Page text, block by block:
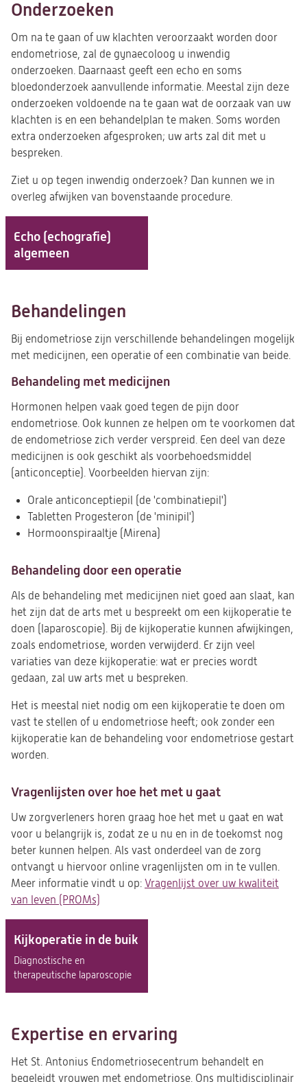
Onderzoeken
Om na te gaan of uw klachten veroorzaakt worden door
endometriose, zal de gynaecoloog u inwendig
onderzoeken. Daarnaast geeft een echo en soms
bloedonderzoek aanvullende informatie. Meestal zijn deze
onderzoeken voldoende na te gaan wat de oorzaak van uw
klachten is en een behandelplan te maken. Soms worden
extra onderzoeken afgesproken; uw arts zal dit met u
bespreken.
Ziet u op tegen inwendig onderzoek? Dan kunnen we in
overleg afwijken van bovenstaande procedure.
Echo (echografie)
algemeen
Behandelingen
Bij endometriose zijn verschillende behandelingen mogelijk
met medicijnen, een operatie of een combinatie van beide.
Behandeling met medicijnen
Hormonen helpen vaak goed tegen de pijn door
endometriose. Ook kunnen ze helpen om te voorkomen dat
de endometriose zich verder verspreid. Een deel van deze
medicijnen is ook geschikt als voorbehoedsmiddel
(anticonceptie). Voorbeelden hiervan zijn:
Orale anticonceptiepil (de 'combinatiepil')
Tabletten Progesteron (de 'minipil')
Hormoonspiraaltje (Mirena)
Behandeling door een operatie
Als de behandeling met medicijnen niet goed aan slaat, kan
het zijn dat de arts met u bespreekt om een kijkoperatie te
doen (laparoscopie). Bij de kijkoperatie kunnen afwijkingen,
zoals endometriose, worden verwijderd. Er zijn veel
variaties van deze kijkoperatie: wat er precies wordt
gedaan, zal uw arts met u bespreken.
Het is meestal niet nodig om een kijkoperatie te doen om
vast te stellen of u endometriose heeft; ook zonder een
kijkoperatie kan de behandeling voor endometriose gestart
worden.
Vragenlijsten over hoe het met u gaat
Uw zorgverleners horen graag hoe het met u gaat en wat
voor u belangrijk is, zodat ze u nu en in de toekomst nog
beter kunnen helpen. Als vast onderdeel van de zorg
ontvangt u hiervoor online vragenlijsten om in te vullen.
Meer informatie vindt u op: Vragenlijst over uw kwaliteit
van leven (PROMs)
Kijkoperatie in de buik
Diagnostische en
therapeutische laparoscopie
Expertise en ervaring
Het St. Antonius Endometriosecentrum behandelt en
begeleidt vrouwen met endometriose. Ons multidisciplinair